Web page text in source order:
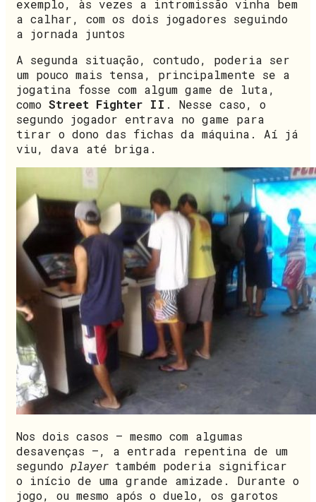
exemplo, às vezes a intromissão vinha bem
a calhar, com os dois jogadores seguindo
a jornada juntos
A segunda situação, contudo, poderia ser
um pouco mais tensa, principalmente se a
jogatina fosse com algum game de luta,
como Street Fighter II . Nesse caso, o
segundo jogador entrava no game para
tirar o dono das fichas da máquina. Aí já
viu, dava até briga.
Nos dois casos – mesmo com algumas
desavenças –, a entrada repentina de um
segundo player também poderia significar
o início de uma grande amizade. Durante o
jogo, ou mesmo após o duelo, os garotos